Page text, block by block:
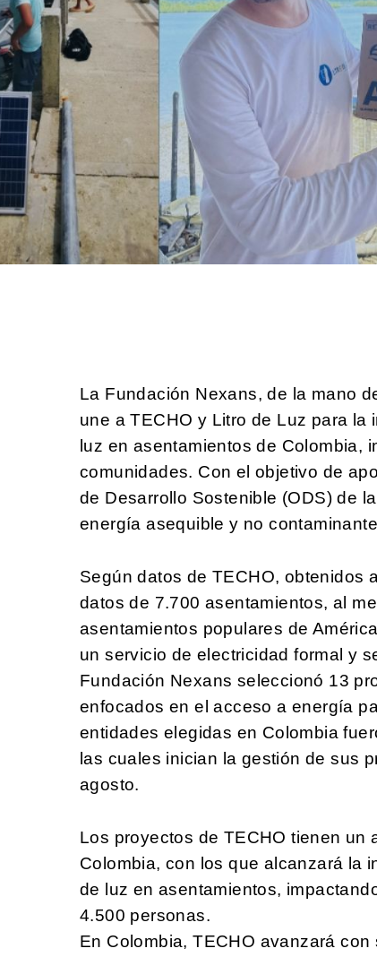
La Fundación Nexans, de la mano
une a TECHO y Litro de Luz para la
luz en asentamientos de Colombia,
comunidades. Con el objetivo de
de Desarrollo Sostenible (ODS) de
energía asequible y no
Según datos de TECHO, obtenidos
datos de 7.700 asentamientos, al
asentamientos populares de
un servicio de electricidad formal y
Fundación Nexans seleccionó 13
enfocados en el acceso a energía
entidades elegidas en Colombia
las cuales inician la gestión de sus
agosto.
Los proyectos de TECHO tienen un
Colombia, con los que alcanzará la
de luz en asentamientos,
4.500 personas.
En Colombia, TECHO avanzará con